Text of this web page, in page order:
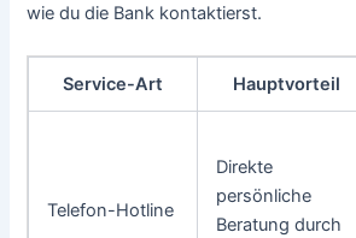
wie du die Bank kontaktierst.
Service-Art Hauptvorteil
Telefon-Hotline
Direkte
persönliche
Beratung durch